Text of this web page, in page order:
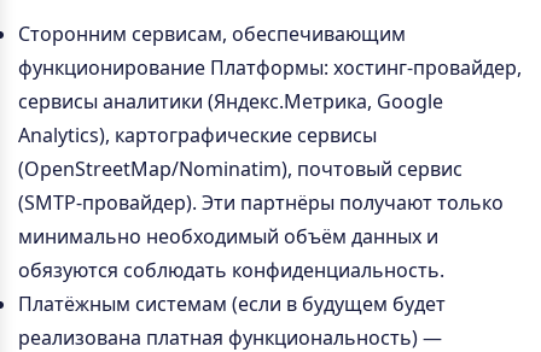
Сторонним сервисам, обеспечивающим
функционирование Платформы: хостинг-провайдер,
сервисы аналитики (Яндекс.Метрика, Google
Analytics), картографические сервисы
(OpenStreetMap/Nominatim), почтовый сервис
(SMTP-провайдер). Эти партнёры получают только
минимально необходимый объём данных и
обязуются соблюдать конфиденциальность.
Платёжным системам (если в будущем будет
реализована платная функциональность) —